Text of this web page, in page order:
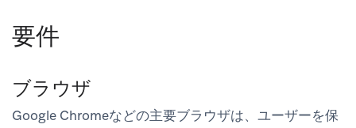
要件
ブラウザ
Google Chromeなどの主要ブラウザは、ユーザーを保